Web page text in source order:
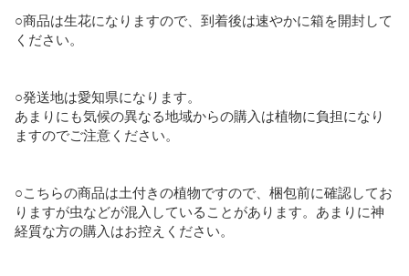
○商品は生花になりますので、到着後は速やかに箱を開封して
ください。
○発送地は愛知県になります。
あまりにも気候の異なる地域からの購入は植物に負担になり
ますのでご注意ください。
○こちらの商品は土付きの植物ですので、梱包前に確認してお
りますが虫などが混入していることがあります。あまりに神
経質な方の購入はお控えください。